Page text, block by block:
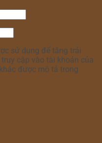
sử dụng để tăng trải
cập vào tài khoản của
được mô tả trong